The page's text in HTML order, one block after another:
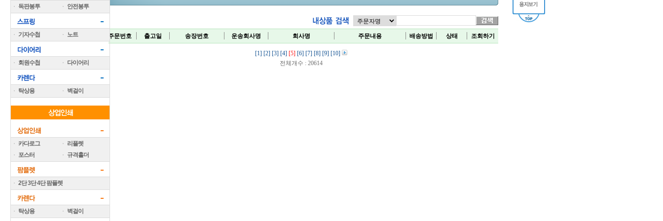
독판봉투 안전봉투
기자수첩 노트
회원수첩 다이어리
탁상용 벽걸이
카다로그
리플렛
포스터
규격홀더
2단 3단 4단 팜플렛
탁상용 벽걸이
주문번호 출고일 송장번호 운송회사명 회사명 주문내용 배송방법 상태 조회하기
[1] [2] [3] [4] [5] [6] [7] [8] [9] [10]
전체개수 : 20614